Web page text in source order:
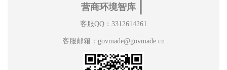
营商环境智库
客服QQ：3312614261
客服邮箱：govmade@govmade.cn